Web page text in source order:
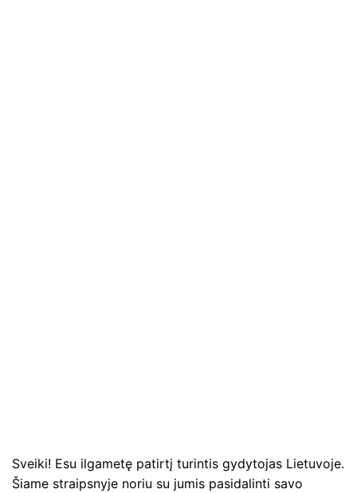
Sveiki! Esu ilgametę patirtį turintis gydytojas Lietuvoje.
Šiame straipsnyje noriu su jumis pasidalinti savo